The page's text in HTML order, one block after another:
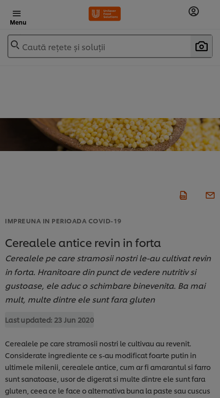
Menu
Caută rețete și soluții
IMPREUNA IN PERIOADA COVID-19
Cerealele antice revin in forta
Cerealele pe care stramosii nostri le-au cultivat revin
in forta. Hranitoare din punct de vedere nutritiv si
gustoase, ele aduc o schimbare binevenita. Ba mai
mult, multe dintre ele sunt fara gluten
Last updated: 23 Jun 2020
Cerealele pe care stramosii nostri le cultivau au revenit.
Considerate ingrediente ce s-au modificat foarte putin in
ultimele milenii, cerealele antice, cum ar fi amarantul si farro
sunt sanatoase, usor de digerat si multe dintre ele sunt fara
gluten, ceea ce le face o alternativa buna la paste sau cuscus